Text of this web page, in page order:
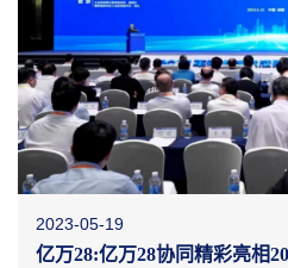
2023-05-19
亿万28:亿万28协同精彩亮相